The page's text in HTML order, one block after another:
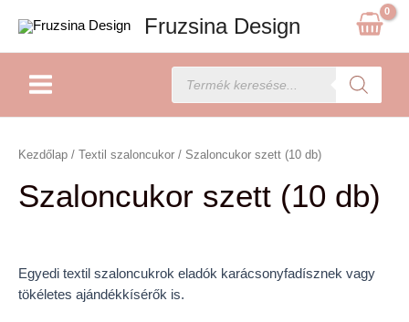
content
Fruzsina Design
Products
search
Kezdőlap / Textil szaloncukor / Szaloncukor szett (10 db)
Szaloncukor szett (10 db)
Egyedi textil szaloncukrok eladók karácsonyfadísznek vagy
tökéletes ajándékkísérők is.
szett
db)
mennyiség